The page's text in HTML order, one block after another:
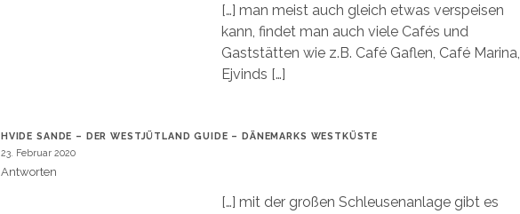
[…] man meist auch gleich etwas verspeisen
kann, findet man auch viele Cafés und
Gaststätten wie z.B. Café Gaflen, Café Marina,
Ejvinds […]
HVIDE SANDE – DER WESTJÜTLAND GUIDE – DÄNEMARKS WESTKÜSTE
23. Februar 2020
Antworten
[…] mit der großen Schleusenanlage gibt es